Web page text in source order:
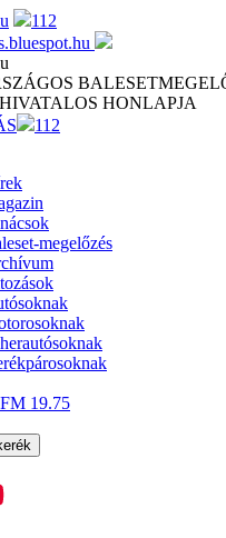
112
HONLAPJA
112
megelőzés
19.75